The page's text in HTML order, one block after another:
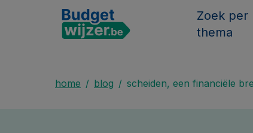
Zoek per
thema
home blog scheiden, een financiële